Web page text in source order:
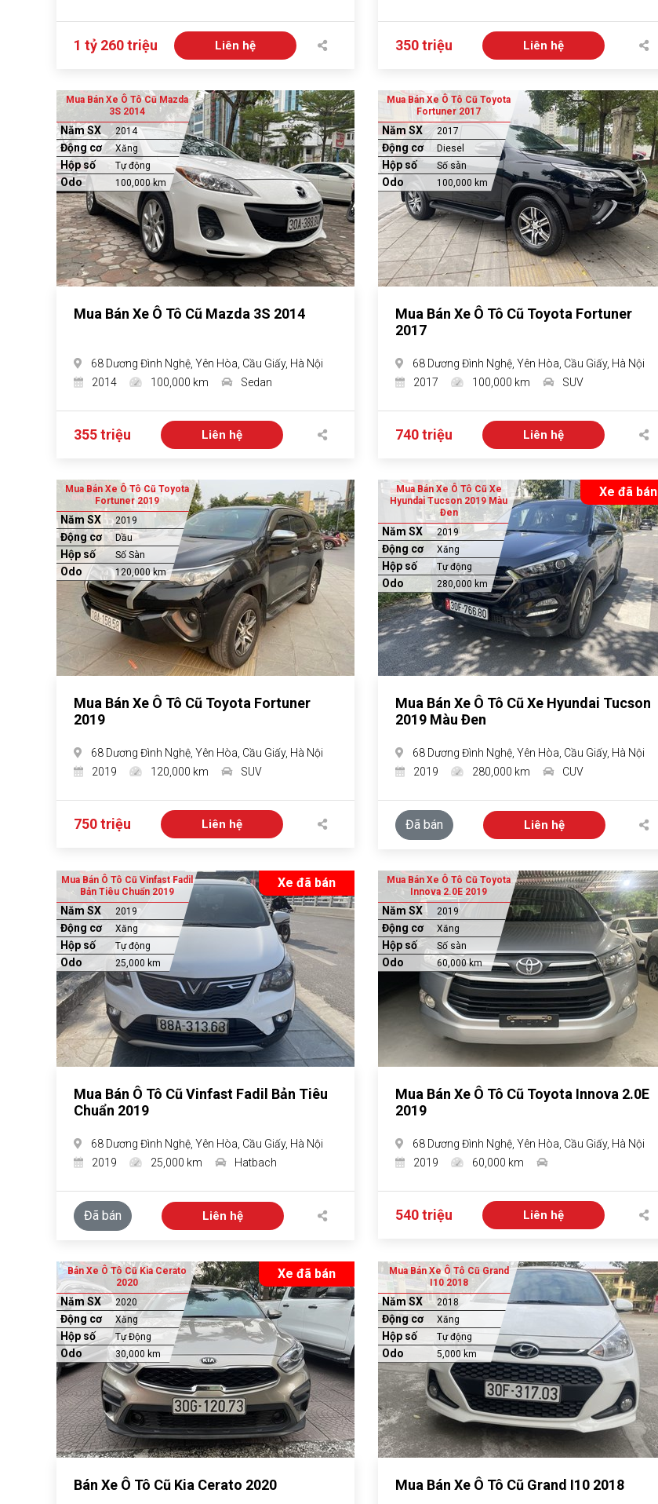
1 tỷ 260 triệu Liên hệ 350 triệu Liên hệ
Mua Bán Xe Ô Tô Cũ Mazda
3S 2014
Năm SX 2014
Động cơ Xăng
Hộp số Tự động
Odo 100,000 km
Mua Bán Xe Ô Tô Cũ Mazda 3S 2014
68 Dương Đình Nghệ, Yên Hòa, Cầu Giấy, Hà Nội
2014
100,000 km Sedan
355 triệu Liên hệ
Mua Bán Xe Ô Tô Cũ Toyota
Fortuner 2017
Năm SX 2017
Động cơ Diesel
Hộp số Số sàn
Odo 100,000 km
Mua Bán Xe Ô Tô Cũ Toyota Fortuner
2017
68 Dương Đình Nghệ, Yên Hòa, Cầu Giấy, Hà Nội
2017
100,000 km SUV
740 triệu Liên hệ
Mua Bán Xe Ô Tô Cũ Toyota
Fortuner 2019
Năm SX 2019
Động cơ Dầu
Hộp số Số Sàn
Odo 120,000 km
Mua Bán Xe Ô Tô Cũ Toyota Fortuner
2019
68 Dương Đình Nghệ, Yên Hòa, Cầu Giấy, Hà Nội
2019
120,000 km SUV
750 triệu Liên hệ
Xe đã bán
Mua Bán Xe Ô Tô Cũ Xe
Hyundai Tucson 2019 Màu
Đen
Năm SX 2019
Động cơ Xăng
Hộp số Tự động
Odo 280,000 km
Mua Bán Xe Ô Tô Cũ Xe Hyundai Tucson
2019 Màu Đen
68 Dương Đình Nghệ, Yên Hòa, Cầu Giấy, Hà Nội
2019
280,000 km CUV
Đã bán Liên hệ
Xe đã bán
Mua Bán Ô Tô Cũ Vinfast Fadil
Bản Tiêu Chuẩn 2019
Năm SX 2019
Động cơ Xăng
Hộp số Tự động
Odo 25,000 km
Mua Bán Ô Tô Cũ Vinfast Fadil Bản Tiêu
Chuẩn 2019
68 Dương Đình Nghệ, Yên Hòa, Cầu Giấy, Hà Nội
2019
25,000 km Hatbach
Đã bán Liên hệ
Mua Bán Xe Ô Tô Cũ Toyota
Innova 2.0E 2019
Năm SX 2019
Động cơ Xăng
Hộp số Số sàn
Odo 60,000 km
Mua Bán Xe Ô Tô Cũ Toyota Innova 2.0E
2019
68 Dương Đình Nghệ, Yên Hòa, Cầu Giấy, Hà Nội
2019
60,000 km
540 triệu Liên hệ
Xe đã bán
Bán Xe Ô Tô Cũ Kia Cerato
2020
Năm SX 2020
Động cơ Xăng
Hộp số Tự Động
Odo 30,000 km
Bán Xe Ô Tô Cũ Kia Cerato 2020
Mua Bán Xe Ô Tô Cũ Grand
I10 2018
Năm SX 2018
Động cơ Xăng
Hộp số Tự động
Odo 5,000 km
Mua Bán Xe Ô Tô Cũ Grand I10 2018